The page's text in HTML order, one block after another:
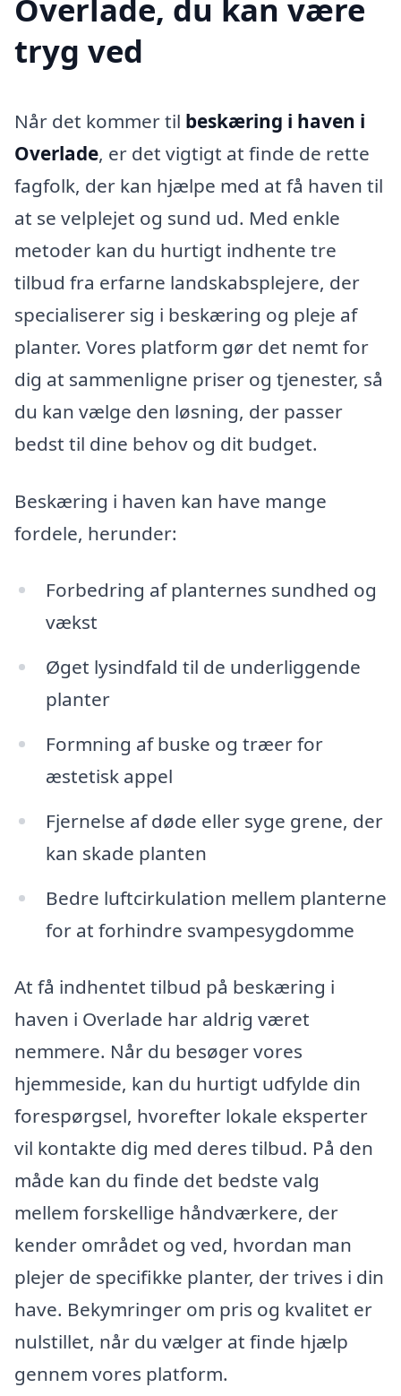
Overlade, du kan være
tryg ved
Når det kommer til beskæring i haven i
Overlade, er det vigtigt at finde de rette
fagfolk, der kan hjælpe med at få haven til
at se velplejet og sund ud. Med enkle
metoder kan du hurtigt indhente tre
tilbud fra erfarne landskabsplejere, der
specialiserer sig i beskæring og pleje af
planter. Vores platform gør det nemt for
dig at sammenligne priser og tjenester, så
du kan vælge den løsning, der passer
bedst til dine behov og dit budget.
Beskæring i haven kan have mange
fordele, herunder:
Forbedring af planternes sundhed og
vækst
Øget lysindfald til de underliggende
planter
Formning af buske og træer for
æstetisk appel
Fjernelse af døde eller syge grene, der
kan skade planten
Bedre luftcirkulation mellem planterne
for at forhindre svampesygdomme
At få indhentet tilbud på beskæring i
haven i Overlade har aldrig været
nemmere. Når du besøger vores
hjemmeside, kan du hurtigt udfylde din
forespørgsel, hvorefter lokale eksperter
vil kontakte dig med deres tilbud. På den
måde kan du finde det bedste valg
mellem forskellige håndværkere, der
kender området og ved, hvordan man
plejer de specifikke planter, der trives i din
have. Bekymringer om pris og kvalitet er
nulstillet, når du vælger at finde hjælp
gennem vores platform.